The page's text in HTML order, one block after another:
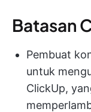
Batasan
Pembuat
untuk
ClickUp,